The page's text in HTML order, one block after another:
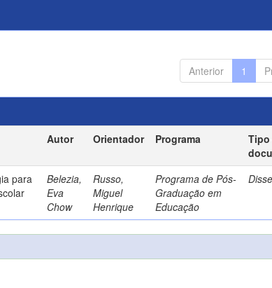
Anterior 1
Autor Orientador Programa
Tipo
para
Belezia,
Eva
Chow
Russo,
Miguel
Henrique
Programa de Pós-
Graduação em
Educação